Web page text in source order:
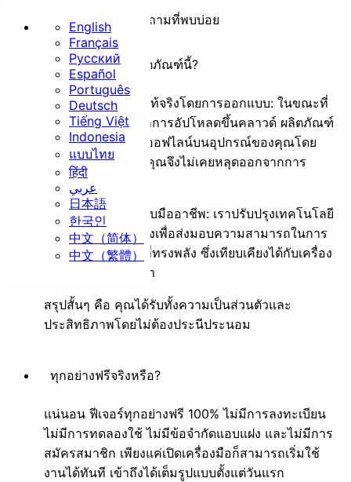
หน้าแรก
ปรับขนาด ครอบตัด
แปลงไฟล์
ลบข้อมูลเมตา ใส่ลายน้ำ
คำถามที่พบบ่อย
ทำไมต้องเลือกผลิตภัณฑ์นี้?
ความเป็นส่วนตัวที่แท้จริงโดยการออกแบบ: ในขณะที่
เครื่องมืออื่นๆ พึ่งพาการอัปโหลดขึ้นคลาวด์ ผลิตภัณฑ์
ของเราทำงานแบบออฟไลน์บนอุปกรณ์ของคุณโดย
สมบูรณ์ ข้อมูลของคุณจึงไม่เคยหลุดออกจากการ
ควบคุมของคุณ
ผลลัพธ์คุณภาพระดับมืออาชีพ: เราปรับปรุงเทคโนโลยี
ของเราอย่างต่อเนื่องเพื่อส่งมอบความสามารถในการ
ประมวลผลรูปภาพที่ทรงพลัง ซึ่งเทียบเคียงได้กับเครื่อง
มือเชิงพาณิชย์ชั้นนำ
สรุปสั้นๆ คือ คุณได้รับทั้งความเป็นส่วนตัวและ
ประสิทธิภาพโดยไม่ต้องประนีประนอม
ทุกอย่างฟรีจริงหรือ?
แน่นอน ฟีเจอร์ทุกอย่างฟรี 100% ไม่มีการลงทะเบียน
ไม่มีการทดลองใช้ ไม่มีข้อจำกัดแอบแฝง และไม่มีการ
สมัครสมาชิก เพียงแค่เปิดเครื่องมือก็สามารถเริ่มใช้
งานได้ทันที เข้าถึงได้เต็มรูปแบบตั้งแต่วันแรก
English
Français
Русский
Español
Português
Deutsch
Tiếng Việt
Indonesia
แบบไทย
हिंदी
عربي
日本語
한국인
中文（简体）
中文（繁體）